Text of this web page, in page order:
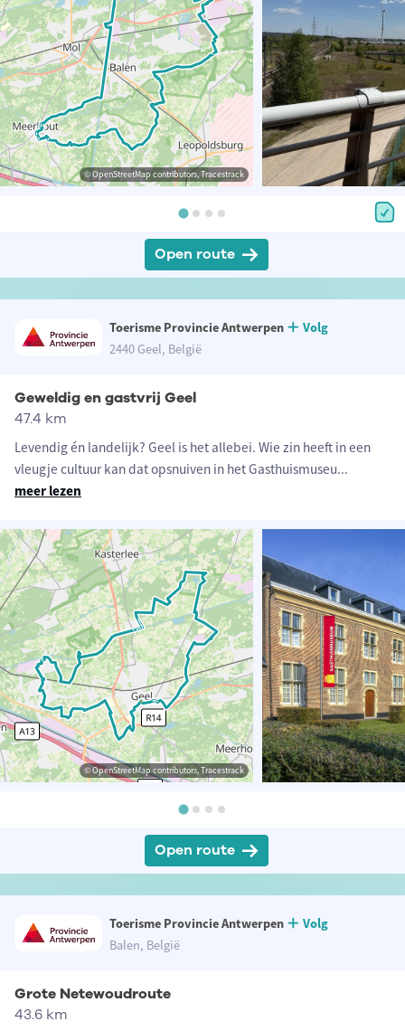
© OpenStreetMap contributors, Tracestrack
Open route
Toerisme Provincie Antwerpen
Volg
2440 Geel, België
Geweldig en gastvrij Geel
47.4 km
Levendig én landelijk? Geel is het allebei. Wie zin heeft in een
vleugje cultuur kan dat opsnuiven in het Gasthuismuseu...
meer lezen
© OpenStreetMap contributors, Tracestrack
Open route
Toerisme Provincie Antwerpen
Volg
Balen, België
Grote Netewoudroute
43.6 km